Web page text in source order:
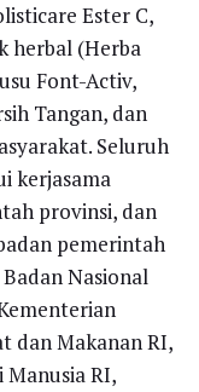
Ester C,
herbal (Herba
Font-Activ,
Tangan, dan
Seluruh
kerjasama
provinsi, dan
pemerintah
Nasional
dan Makanan RI,
RI,